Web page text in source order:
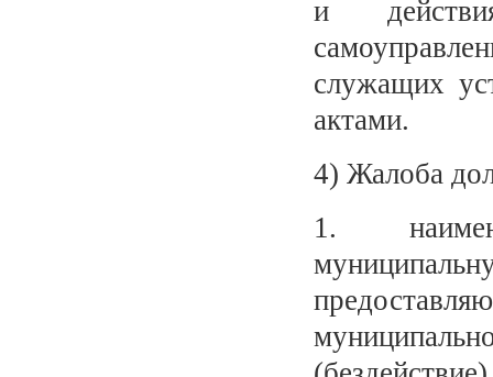
и
служащих
актами.
4) Жалоба
1.